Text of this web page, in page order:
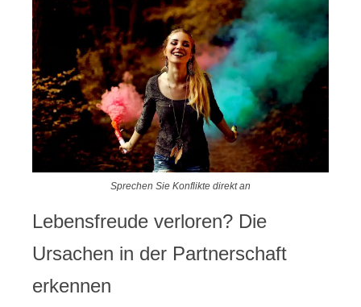
Sprechen Sie Konflikte direkt an
Lebensfreude verloren? Die
Ursachen in der Partnerschaft
erkennen